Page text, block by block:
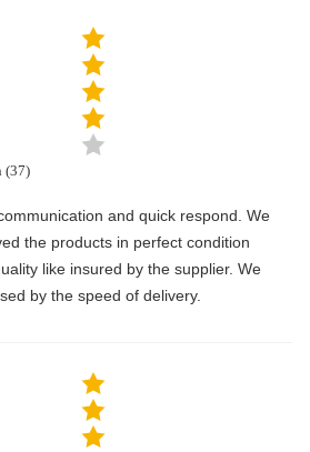
(37)
and quick respond. We
the products in perfect condition
like insured by the supplier. We
by the speed of delivery.